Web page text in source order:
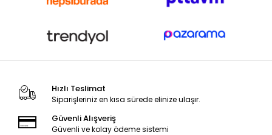
Hızlı Teslimat
Siparişleriniz en kısa sürede elinize ulaşır.
Güvenli Alışveriş
Güvenli ve kolay ödeme sistemi